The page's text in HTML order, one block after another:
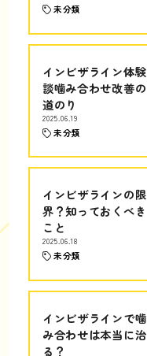
未分類
インビザライン体験
談噛み合わせ改善の
道のり
2025.06.19
未分類
インビザラインの限
界？知っておくべき
こと
2025.06.18
未分類
インビザラインで噛
み合わせは本当に治
る？